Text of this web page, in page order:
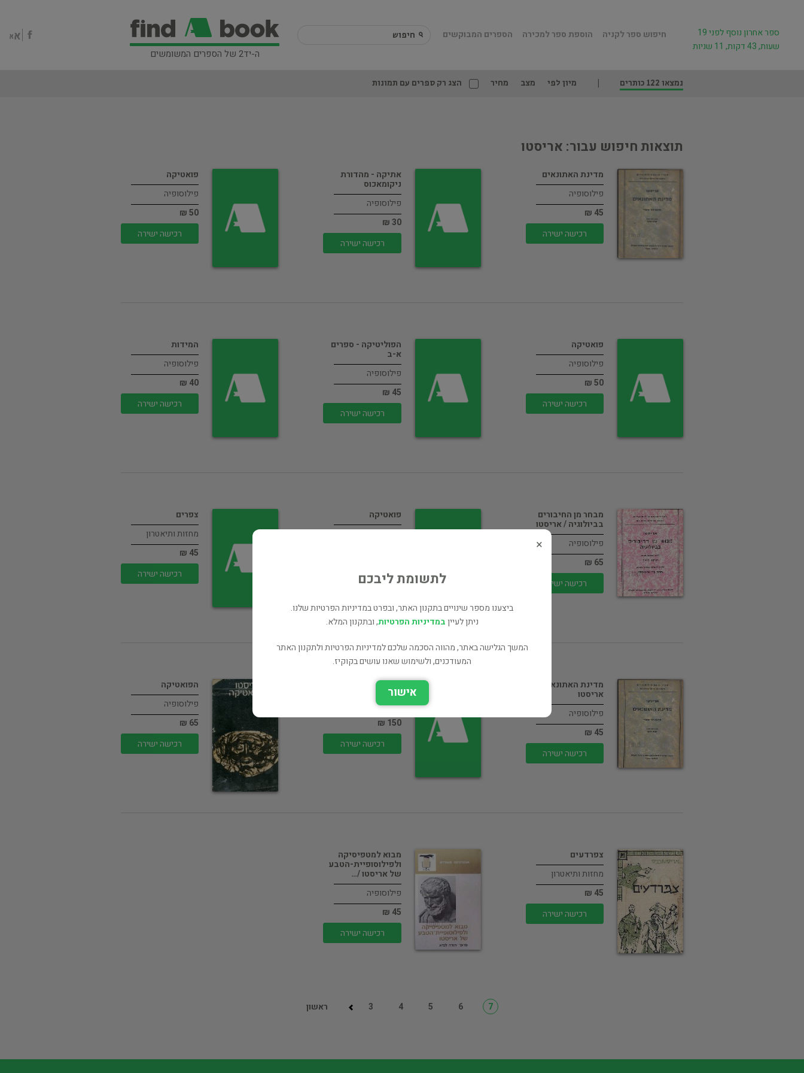
ה-יד2 של הספרים המשומשים
חיפוש ספר לקניה הוספת ספר למכירה הספרים המבוקשים
ספר אחרון נוסף לפני 19
שעות, 43 דקות, 11 שניות
נמצאו 122 כותרים מיון לפי מצב מחיר הצג רק ספרים עם תמונות
תוצאות חיפוש עבור: אריסטו
מדינת האתונאים
פילוסופיה
45 ₪
רכישה ישירה
אתיקה - מהדורת
ניקומאכוס
פילוסופיה
30 ₪
רכישה ישירה
פואטיקה
פילוסופיה
50 ₪
רכישה ישירה
פואטיקה
פילוסופיה
50 ₪
רכישה ישירה
הפוליטיקה - ספרים
א-ב
פילוסופיה
45 ₪
רכישה ישירה
המידות
פילוסופיה
40 ₪
רכישה ישירה
מבחר מן החיבורים
בביולוגיה / אריסטו
פילוסופיה
65 ₪
רכישה ישירה
פואטיקה
צפרים
מחזות ותיאטרון
45 ₪
רכישה ישירה
מדינת האתונאים /
אריסטו
פילוסופיה
45 ₪
רכישה ישירה
מדינת האתונאים
פילוסופיה
150 ₪
רכישה ישירה
הפואטיקה
פילוסופיה
65 ₪
רכישה ישירה
צפרדעים
מחזות ותיאטרון
45 ₪
רכישה ישירה
מבוא למטפיסיקה
ולפילוסופיית-הטבע
של אריסטו /…
פילוסופיה
45 ₪
רכישה ישירה
ראשון 3 4 5 6 7
×
לתשומת ליבכם
ביצענו מספר שינויים בתקנון האתר, ובפרט במדיניות הפרטיות שלנו.
ניתן לעייןבמדיניות הפרטיות, ובתקנון המלא.
המשך הגלישה באתר, מהווה הסכמה שלכם למדיניות הפרטיות ולתקנון האתר
המעודכנים, ולשימוש שאנו עושים בקוקיז.
אישור